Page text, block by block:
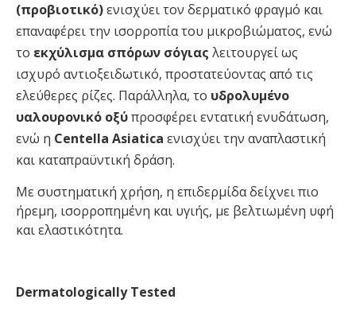
(προβιοτικό)ενισχύει τον δερματικό φραγμό και
επαναφέρει την ισορροπία του μικροβιώματος, ενώ
το εκχύλισμα σπόρων σόγιας λειτουργεί ως
ισχυρό αντιοξειδωτικό, προστατεύοντας από τις
ελεύθερες ρίζες. Παράλληλα, το υδρολυμένο
υαλουρονικό οξύπροσφέρει εντατική ενυδάτωση,
ενώ η Centella Asiatica ενισχύει την αναπλαστική
και καταπραϋντική δράση.
Με συστηματική χρήση, η επιδερμίδα δείχνει πιο
ήρεμη, ισορροπημένη και υγιής, με βελτιωμένη υφή
και ελαστικότητα.
Dermatologically Tested